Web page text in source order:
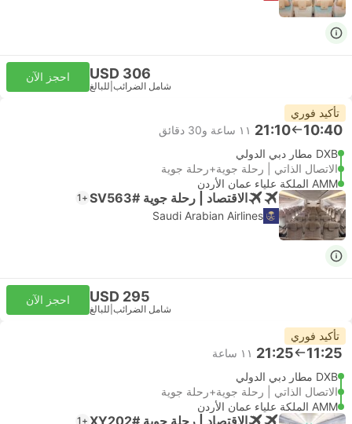
USD 306
شامل الضرائب للبالغ
احجز الآن
تأكيد فوري
10:40
21:10 ١١ ساعة و‫30 دقائق
DXB مطار دبي الدولي
الاتصال الذاتي | رحلة جوية+رحلة جوية
AMM الملكة علياء عمان الأردن
الاقتصاد | رحلة جوية #SV563 +1
Saudi Arabian Airlines
USD 295
شامل الضرائب للبالغ
احجز الآن
تأكيد فوري
11:25
21:25 ١١ ساعة
DXB مطار دبي الدولي
الاتصال الذاتي | رحلة جوية+رحلة جوية
AMM الملكة علياء عمان الأردن
الاقتصاد | رحلة جوية #XY202 +1